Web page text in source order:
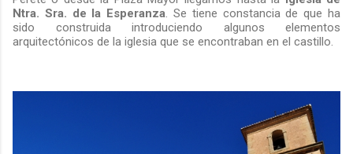
Ntra. Sra. de la Esperanza. Se tiene constancia de que ha
sido construida introduciendo algunos elementos
arquitectónicos de la iglesia que se encontraban en el castillo.